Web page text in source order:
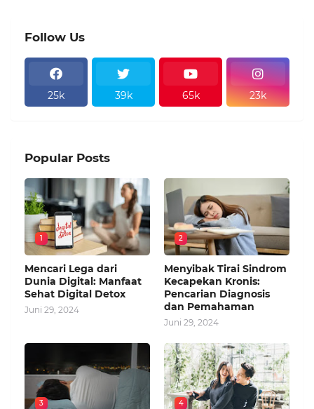
Follow Us
25k 39k 65k 23k
Popular Posts
1
Mencari Lega dari
Dunia Digital: Manfaat
Sehat Digital Detox
Juni 29, 2024
2
Menyibak Tirai Sindrom
Kecapekan Kronis:
Pencarian Diagnosis
dan Pemahaman
Juni 29, 2024
3 4